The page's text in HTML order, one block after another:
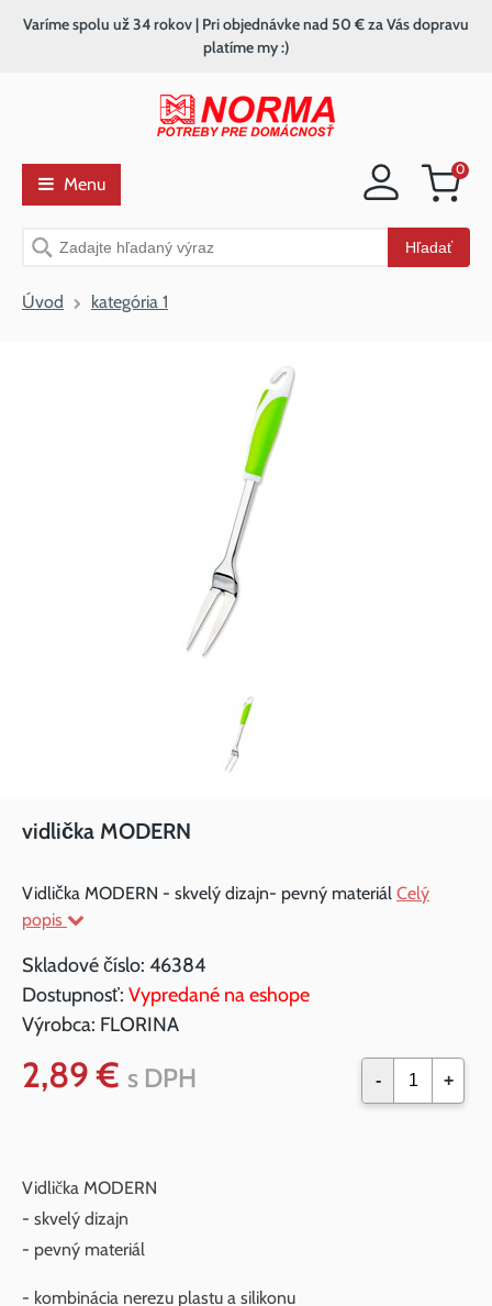
Nákupný
0
Vyhľadávanie Hľadať
Varíme spolu už 34 rokov | Pri objednávke nad 50 € za Vás dopravu
platíme my :)
Menu
Úvod kategória 1
vidlička MODERN
Vidlička MODERN - skvelý dizajn- pevný materiál Celý
popis
Skladové číslo: 46384
Dostupnosť: Vypredané na eshope
Výrobca: FLORINA
2,89 € s DPH - +
Vidlička MODERN
- skvelý dizajn
- pevný materiál
- kombinácia nerezu plastu a silikonu